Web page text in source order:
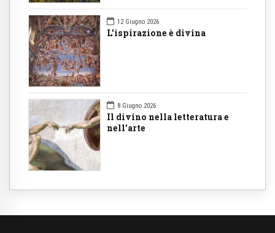
12 Giugno 2026
L'ispirazione è divina
8 Giugno 2026
Il divino nella letteratura e
nell’arte